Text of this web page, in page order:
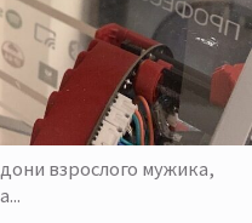
взрослого мужика,